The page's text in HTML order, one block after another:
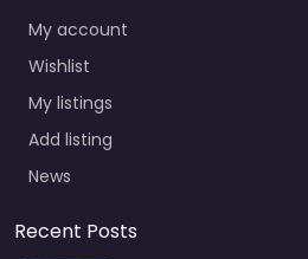
My account
Wishlist
My listings
Add listing
News
Recent Posts